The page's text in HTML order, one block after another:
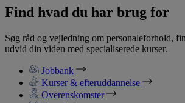
Find hvad du har brug for
Søg råd og vejledning om personaleforhold,
udvid din viden med specialiserede kurser.
Jobbank
Kurser & efteruddannelse
Overenskomster